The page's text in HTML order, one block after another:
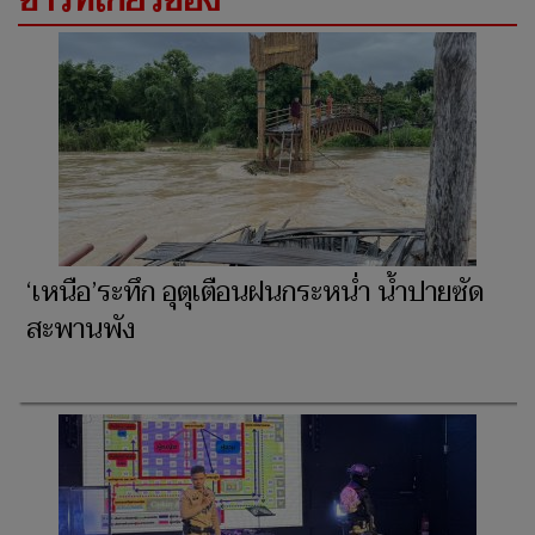
‘เหนือ’ระทึก อุตุเตือนฝนกระหน่ำ น้ำปายซัด
สะพานพัง